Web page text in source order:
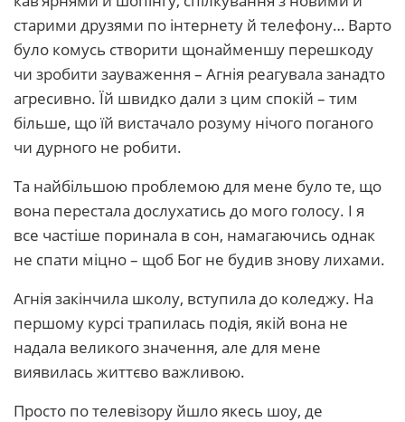
старими друзями по інтернету й телефону… Варто
було комусь створити щонайменшу перешкоду
чи зробити зауваження – Агнія реагувала занадто
агресивно. Їй швидко дали з цим спокій – тим
більше, що їй вистачало розуму нічого поганого
чи дурного не робити.
Та найбільшою проблемою для мене було те, що
вона перестала дослухатись до мого голосу. І я
все частіше поринала в сон, намагаючись однак
не спати міцно – щоб Бог не будив знову лихами.
Агнія закінчила школу, вступила до коледжу. На
першому курсі трапилась подія, якій вона не
надала великого значення, але для мене
виявилась життєво важливою.
Просто по телевізору йшло якесь шоу, де